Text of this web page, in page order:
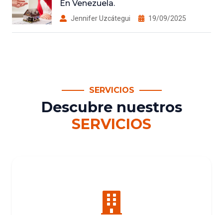
En Venezuela.
Jennifer Uzcátegui 19/09/2025
SERVICIOS
Descubre nuestros
SERVICIOS